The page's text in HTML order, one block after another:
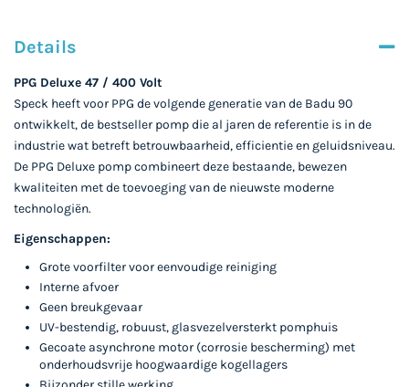
Details
PPG Deluxe 47 / 400 Volt
Speck heeft voor PPG de volgende generatie van de Badu 90
ontwikkelt, de bestseller pomp die al jaren de referentie is in de
industrie wat betreft betrouwbaarheid, efficientie en geluidsniveau.
De PPG Deluxe pomp combineert deze bestaande, bewezen
kwaliteiten met de toevoeging van de nieuwste moderne
technologiën.
Eigenschappen:
Grote voorfilter voor eenvoudige reiniging
Interne afvoer
Geen breukgevaar
UV-bestendig, robuust, glasvezelversterkt pomphuis
Gecoate asynchrone motor (corrosie bescherming) met
onderhoudsvrije hoogwaardige kogellagers